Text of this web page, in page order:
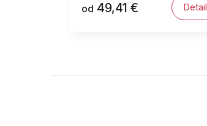
od 49,41 € Detail